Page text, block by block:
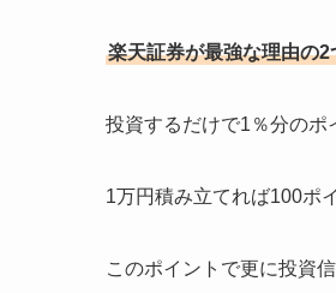
楽天証券が最強な理由の
投資するだけで1％分のポ
1万円積み立てれば100ポ
このポイントで更に投資